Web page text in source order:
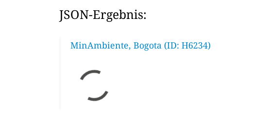
JSON-Ergebnis:
MinAmbiente, Bogota (ID: H6234)